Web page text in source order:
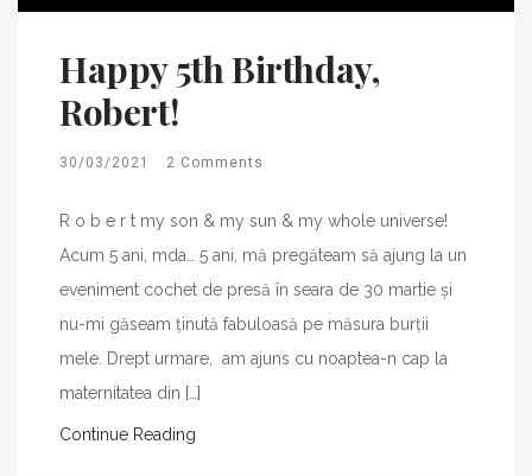
Happy 5th Birthday,
Robert!
30/03/2021 2 Comments
R o b e r t my son & my sun & my whole universe!
Acum 5 ani, mda… 5 ani, mă pregăteam să ajung la un
eveniment cochet de presă în seara de 30 martie și
nu-mi găseam ținută fabuloasă pe măsura burții
mele. Drept urmare, am ajuns cu noaptea-n cap la
maternitatea din […]
Continue Reading